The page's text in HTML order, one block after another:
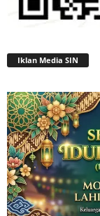
Iklan Media SIN